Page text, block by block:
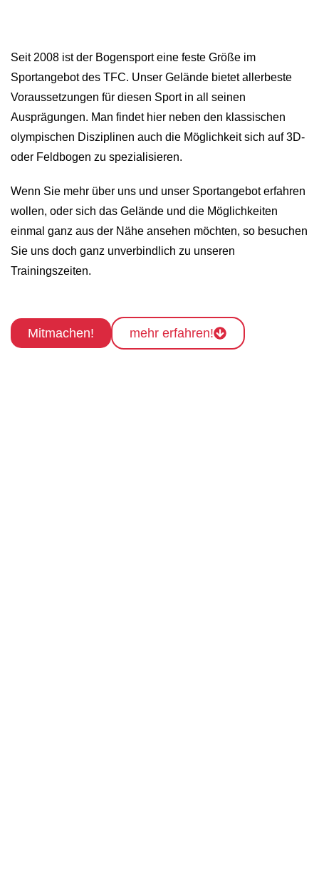
Seit 2008 ist der Bogensport eine feste Größe im
Sportangebot des TFC. Unser Gelände bietet allerbeste
Voraussetzungen für diesen Sport in all seinen
Ausprägungen. Man findet hier neben den klassischen
olympischen Disziplinen auch die Möglichkeit sich auf 3D-
oder Feldbogen zu spezialisieren.
Wenn Sie mehr über uns und unser Sportangebot erfahren
wollen, oder sich das Gelände und die Möglichkeiten
einmal ganz aus der Nähe ansehen möchten, so besuchen
Sie uns doch ganz unverbindlich zu unseren
Trainingszeiten.
Mitmachen! mehr erfahren!